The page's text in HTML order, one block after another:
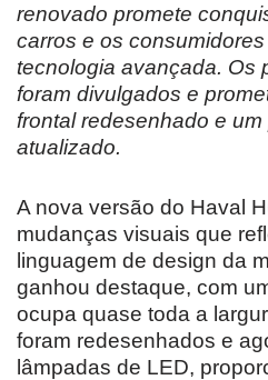
renovado promete
carros e os
tecnologia avançada. Os
foram divulgados e
frontal redesenhado e
atualizado.
A nova versão do Haval
mudanças visuais que
linguagem de design da
ganhou destaque, com
ocupa quase toda a
foram redesenhados e
lâmpadas de LED,